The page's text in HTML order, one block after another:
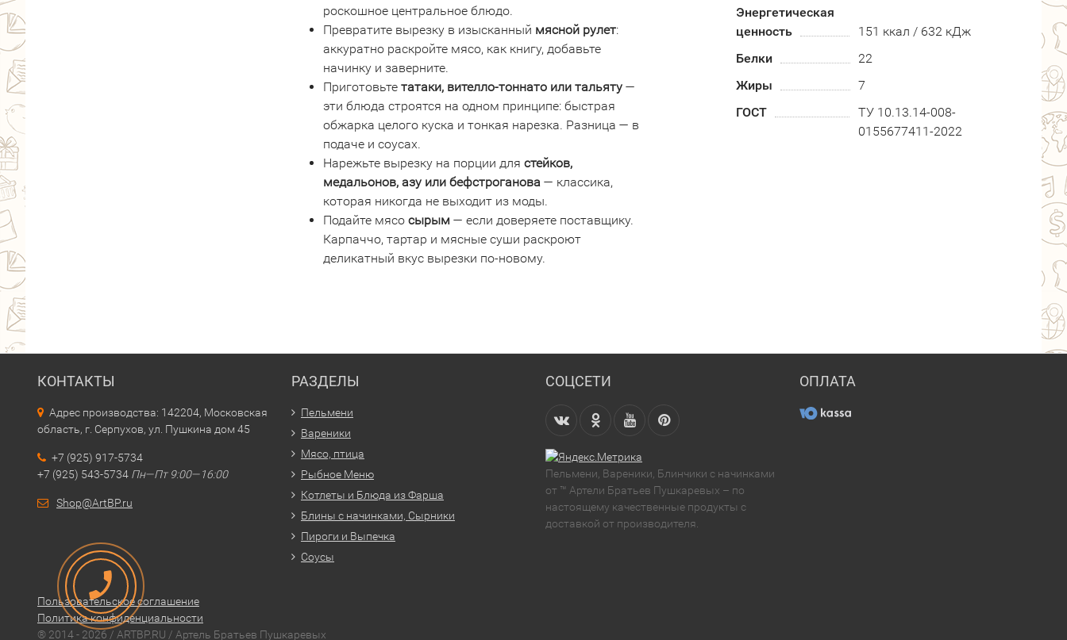
роскошное центральное блюдо.
Превратите вырезку в изысканный мясной рулет:
аккуратно раскройте мясо, как книгу, добавьте
начинку и заверните.
Приготовьте татаки, вителло‑тоннато или тальяту —
эти блюда строятся на одном принципе: быстрая
обжарка целого куска и тонкая нарезка. Разница — в
подаче и соусах.
Нарежьте вырезку на порции для стейков,
медальонов, азу или бефстроганова — классика,
которая никогда не выходит из моды.
Подайте мясо сырым — если доверяете поставщику.
Карпаччо, тартар и мясные суши раскроют
деликатный вкус вырезки по‑новому.
Энергетическая
ценность
151 ккал / 632 кДж
Белки
22
Жиры
7
ГОСТ
ТУ 10.13.14-008-
0155677411-2022
КОНТАКТЫ
Адрес производства: 142204, Московская
область, г. Серпухов, ул. Пушкина дом 45
+7 (925) 917-5734
+7 (925) 543-5734 Пн—Пт 9:00—16:00
Shop@ArtBP.ru
РАЗДЕЛЫ
Пельмени
Вареники
Мясо, птица
Рыбное Меню
Котлеты и Блюда из Фарша
Блины с начинками, Сырники
Пироги и Выпечка
Соусы
СОЦСЕТИ
Пельмени, Вареники, Блинчики с начинками
от ™ Артели Братьев Пушкаревых – по
настоящему качественные продукты с
доставкой от производителя.
ОПЛАТА
Пользовательское соглашение
Политика конфиденциальности
® 2014 - 2026 / ARTBP.RU / Артель Братьев Пушкаревых